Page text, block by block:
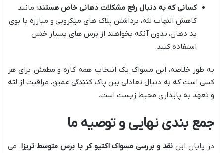
کسانی که به دنبال رفع مشکلات دهانی خاص هستند: مانند
کاهش التهاب لثه، برداشتن پلاک های میکروبی و مبارزه با بوی
بد دهان، بدون آنکه بخواهند از برس های بسیار خشن
استفاده کنند.
به طور خلاصه، این مسواک یک انتخاب همه کاره و مطمئن برای هر
کسی است که به دنبال تعادلی بین پاک کنندگی عمیق، مراقبت از لثه
و تعهد به پایداری محیط زیست است.
جمع بندی نهایی و توصیه ما
در پایان این نقد و بررسی مسواک اکتیو کر با برس متوسط تریزا، می